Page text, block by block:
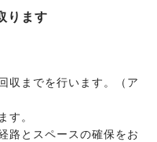
ります
収までを行います。（ア
す。
路とスペースの確保をお